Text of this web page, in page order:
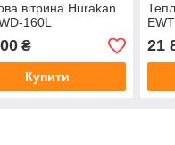
вітрина Hurakan
160L
₴
Купити
21